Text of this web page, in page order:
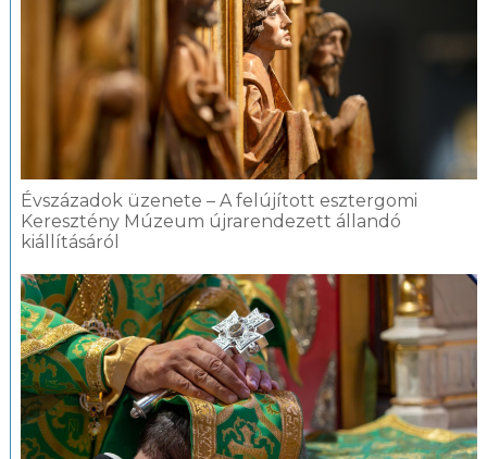
Évszázadok üzenete – A felújított esztergomi
Keresztény Múzeum újrarendezett állandó
kiállításáról